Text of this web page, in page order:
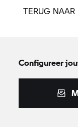
TERUG NAAR
Configureer